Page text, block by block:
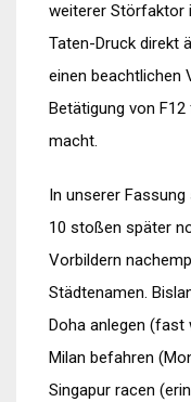
weiterer Störfaktor
Taten-Druck direkt
einen beachtlichen
Betätigung von
macht.
In unserer
10 stoßen später
Vorbildern
Städtenamen.
Doha anlegen (fast
Milan befahren
Singapur racen